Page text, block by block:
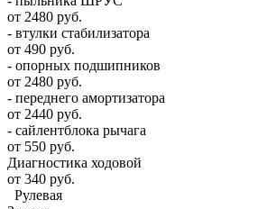
от 2480 руб.
- втулки стабилизатора
от 490 руб.
- опорных подшипников
от 2480 руб.
- переднего амортизатора
от 2440 руб.
- сайлентблока рычага
от 550 руб.
Диагностика ходовой
от 340 руб.
Рулевая